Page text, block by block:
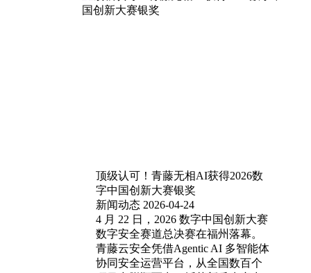
顶级认可！青藤无相AI获得2026数
字中国创新大赛银奖
新闻动态 2026-04-24
4 月 22 日，2026 数字中国创新大赛
数字安全赛道总决赛在福州落幕。
青藤云安全凭借Agentic AI 多智能体
协同安全运营平台，从全国数百个